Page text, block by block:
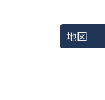
地図